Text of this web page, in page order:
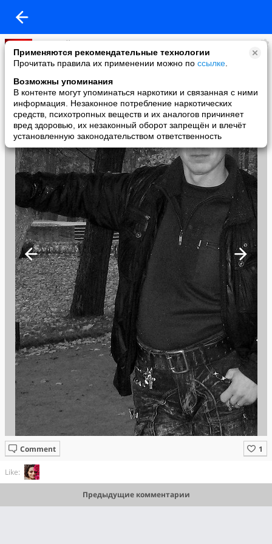
Применяются рекомендательные технологии
Прочитать правила их применении можно по ссылке
Возможны упоминания
В контенте могут упоминаться наркотики и связанная с ними
информация. Незаконное потребление наркотических
средств, психотропных веществ и их аналогов причиняет
вред здоровью, их незаконный оборот запрещён и влечёт
установленную законодательством ответственность
Виталий Фомин
added a photo
24 Nov в 01:01
Comment
Like:
Предыдущие комментарии